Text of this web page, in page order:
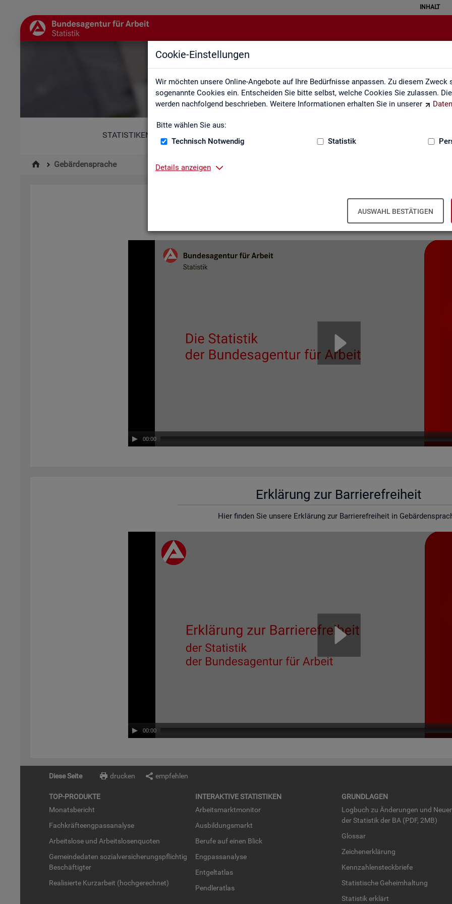
Cookie-Einstellungen
Wir möchten unsere Online-Angebote auf Ihre Bedürfnisse anpassen. Zu diesem Zweck
sogenannte Cookies ein. Entscheiden Sie bitte selbst, welche Cookies Sie zulassen.
werden nachfolgend beschrieben. Weitere Informationen erhalten Sie in unserer
Bitte wählen Sie aus:
Technisch Notwendig
Statistik
Details anzeigen
AUSWAHL BESTÄTIGEN
INHALT
Gebärdensprache
STATISTIKEN
Gebärdensprache
In­for­ma­tio­nen in Ge­bär­den­spra­che
Hier fin­den Sie unser In­for­ma­ti­ons­vi­deo in Deut­scher
00:00
Er­klä­rung zur Bar­rie­re­frei­heit
Hier fin­den Sie un­se­re Er­klä­rung zur Bar­rie­re­frei­heit in
00:00
Diese Seite drucken empfehlen
TOP-PRO­DUK­TE
Mo­nats­be­richt
Fach­kräf­te­eng­pass­ana­ly­se
Ar­beits­lo­se und Ar­beits­lo­sen­quo­ten
Ge­mein­de­da­ten so­zi­al­ver­si­che­rungs­pflich­tig
Be­schäf­tig­ter
Rea­li­sier­te Kurz­ar­beit (hoch­ge­rech­net)
IN­TER­AK­TI­VE STA­TIS­TI­KEN
Ar­beits­markt­mo­ni­tor
Aus­bil­dungs­markt
Be­ru­fe auf einen Blick
Eng­pass­ana­ly­se
Ent­gel­t­at­las
Pend­ler­at­las
GRUND­LA­GEN
Log­buch zu Än­de­run­gen und
der Sta­tis­tik der BA (PDF, 2MB)
Glos­sar
Zei­chen­er­klä­rung
Kenn­zah­len­steck­brie­fe
Sta­tis­ti­sche Ge­heim­hal­tung
Sta­tis­tik er­klärt